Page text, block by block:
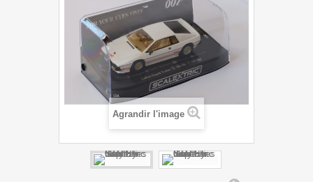
Agrandir l'image